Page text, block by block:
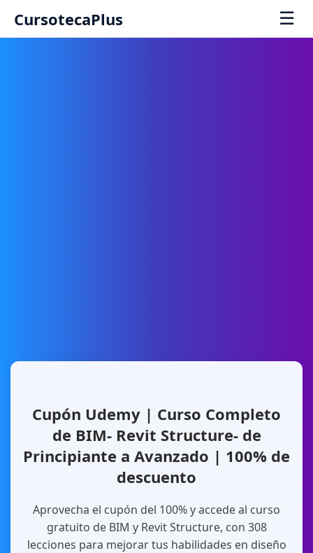
CursotecaPlus ☰
Cupón Udemy | Curso Completo
de BIM- Revit Structure- de
Principiante a Avanzado | 100% de
descuento
Aprovecha el cupón del 100% y accede al curso
gratuito de BIM y Revit Structure, con 308
lecciones para mejorar tus habilidades en diseño